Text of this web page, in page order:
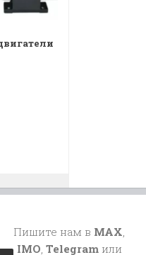
Пишите нам в MAX
IMO Telegramили